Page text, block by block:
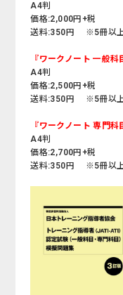
A4判
価格:2,000円+税
送料:350円 ※5冊以上
『ワークノート 一般科
A4判
価格:2,500円+税
送料:350円 ※5冊以上
『ワークノート 専門科
A4判
価格:2,700円+税
送料:350円 ※5冊以上